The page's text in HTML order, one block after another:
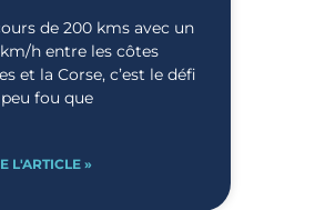
de 200 kms avec un
h entre les côtes
et la Corse, c’est le défi
fou que
L'ARTICLE »